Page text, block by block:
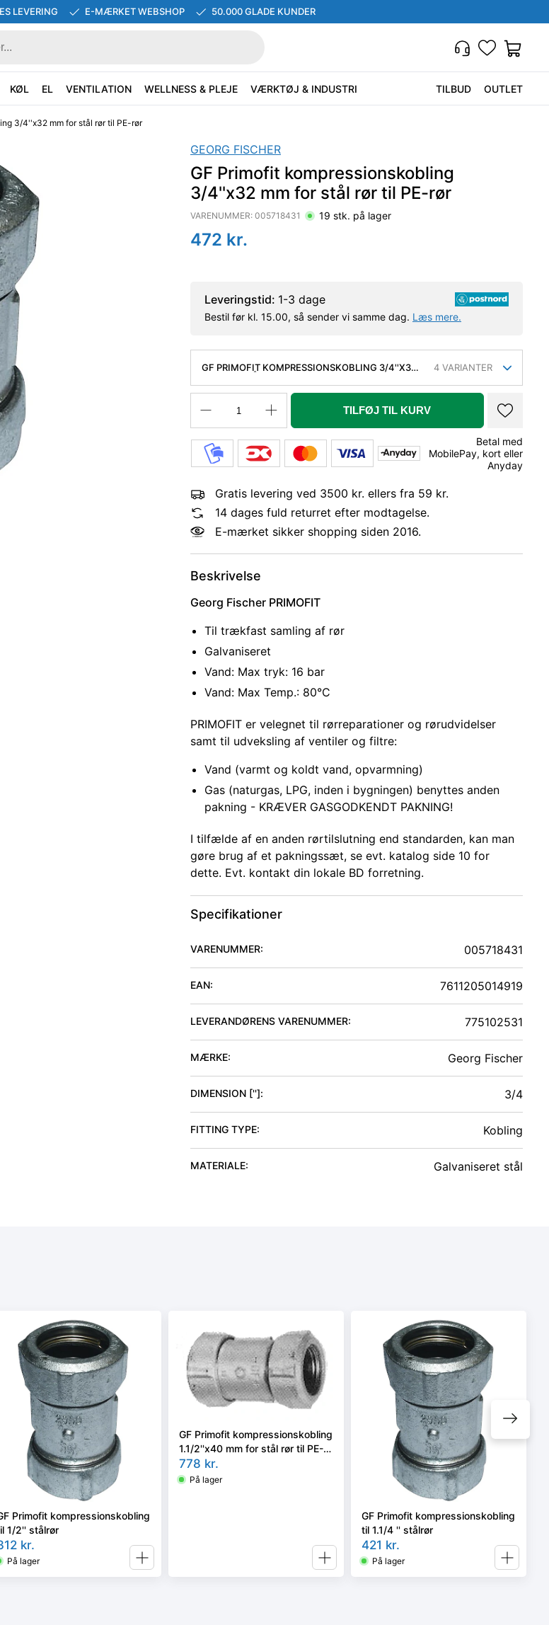
LEVERING E-MÆRKET WEBSHOP 50.000 GLADE KUNDER
KØL EL VENTILATION WELLNESS & PLEJE VÆRKTØJ & INDUSTRI TILBUD OUTLET
3/4''x32 mm for stål rør til PE-rør
GEORG FISCHER
GF Primofit kompressionskobling
3/4''x32 mm for stål rør til PE-rør
VARENUMMER: 005718431 19 stk. på lager
472 kr.
Leveringstid: 1-3 dage
Bestil før kl. 15.00, så sender vi samme dag. Læs mere.
GF PRIMOFIT KOMPRESSIONSKOBLING 3/4''X32
4 VARIANTER
TILFØJ TIL KURV
Betal med
MobilePay, kort eller
Anyday
Gratis levering ved 3500 kr. ellers fra 59 kr.
14 dages fuld returret efter modtagelse.
E-mærket sikker shopping siden 2016.
Beskrivelse
Georg Fischer PRIMOFIT
Til trækfast samling af rør
Galvaniseret
Vand: Max tryk: 16 bar
Vand: Max Temp.: 80°C
PRIMOFIT er velegnet til rørreparationer og rørudvidelser
samt til udveksling af ventiler og filtre:
Vand (varmt og koldt vand, opvarmning)
Gas (naturgas, LPG, inden i bygningen) benyttes anden
pakning - KRÆVER GASGODKENDT PAKNING!
I tilfælde af en anden rørtilslutning end standarden, kan man
gøre brug af et pakningssæt, se evt. katalog side 10 for
dette. Evt. kontakt din lokale BD forretning.
Specifikationer
VARENUMMER: 005718431
EAN: 7611205014919
LEVERANDØRENS VARENUMMER: 775102531
MÆRKE: Georg Fischer
DIMENSION ['']: 3/4
FITTING TYPE: Kobling
MATERIALE: Galvaniseret stål
Primofit kompressionskobling
1/2'' stålrør
kr.
På lager
GF Primofit kompressionskobling
1.1/2''x40 mm for stål rør til PE-
rør
778 kr.
På lager
GF Primofit kompressionskobling
til 1.1/4 '' stålrør
421 kr.
På lager